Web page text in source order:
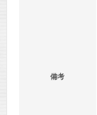
備考